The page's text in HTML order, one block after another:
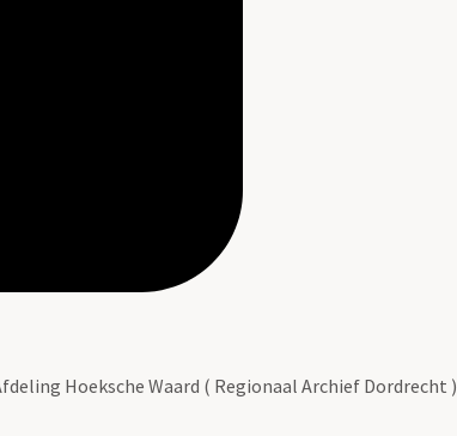
Hoeksche Waard ( Regionaal Archief Dordrecht )